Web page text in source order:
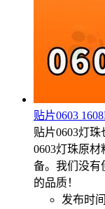
贴片0603
贴片0603灯
0603灯珠原
备。我们没有
的品质！
发布时